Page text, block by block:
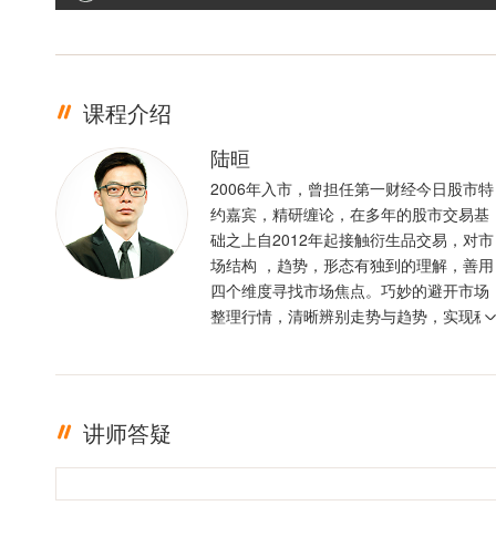
课程介绍
陆晅
2006年入市，曾担任第一财经今日股市特
约嘉宾，精研缠论，在多年的股市交易基
础之上自2012年起接触衍生品交易，对市
场结构 ，趋势，形态有独到的理解，善用
四个维度寻找市场焦点。巧妙的避开市场
整理行情，清晰辨别走势与趋势，实现稳
讲师答疑